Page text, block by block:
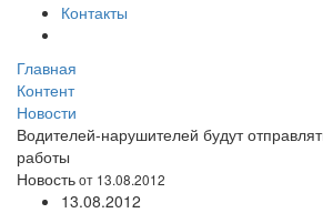
Контакты
Главная
Контент
Новости
Водителей-нарушителей будут
работы
Новостьот 13.08.2012
13.08.2012